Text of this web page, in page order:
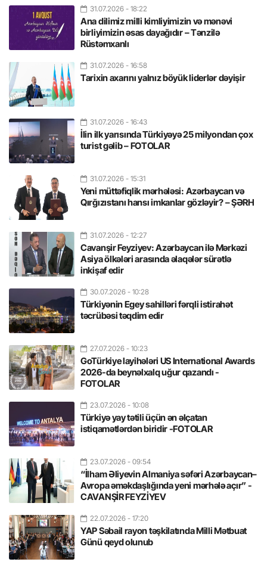
31.07.2026 - 18:22
Ana dilimiz milli kimliyimizin və mənəvi
birliyimizin əsas dayağıdır – Tənzilə
Rüstəmxanlı
31.07.2026 - 16:58
Tarixin axarını yalnız böyük liderlər dəyişir
31.07.2026 - 16:43
İlin ilk yarısında Türkiyəyə 25 milyondan çox
turist gəlib – FOTOLAR
31.07.2026 - 15:31
Yeni müttəfiqlik mərhələsi: Azərbaycan və
Qırğızıstanı hansı imkanlar gözləyir? – ŞƏRH
31.07.2026 - 12:27
Cavanşir Feyziyev: Azərbaycan ilə Mərkəzi
Asiya ölkələri arasında əlaqələr sürətlə
inkişaf edir
30.07.2026 - 10:28
Türkiyənin Egey sahilləri fərqli istirahət
təcrübəsi təqdim edir
27.07.2026 - 10:23
GoTürkiye layihələri US International Awards
2026-da beynəlxalq uğur qazandı -
FOTOLAR
23.07.2026 - 10:08
Türkiyə yay tətili üçün ən əlçatan
istiqamətlərdən biridir -FOTOLAR
23.07.2026 - 09:54
“İlham Əliyevin Almaniya səfəri Azərbaycan–
Avropa əməkdaşlığında yeni mərhələ açır” -
CAVANŞİR FEYZİYEV
22.07.2026 - 17:20
YAP Səbail rayon təşkilatında Milli Mətbuat
Günü qeyd olunub